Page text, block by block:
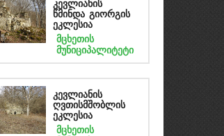
კევლიანის
წმინდა გიორგის
ეკლესია
მცხეთის
მუნიციპალიტეტი
კევლიანის
ღვთისმშობლის
ეკლესია
მცხეთის